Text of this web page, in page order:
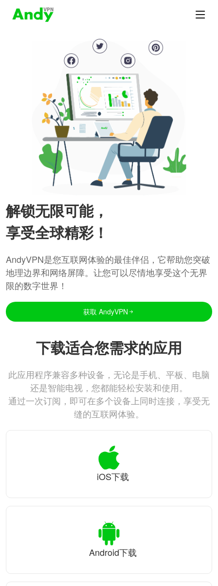
解锁无限可能，
享受全球精彩！
AndyVPN是您互联网体验的最佳伴侣，它帮助您突破
地理边界和网络屏障。让您可以尽情地享受这个无界
限的数字世界！
获取 AndyVPN
下载适合您需求的应用
此应用程序兼容多种设备，无论是手机、平板、电脑
还是智能电视，您都能轻松安装和使用。
通过一次订阅，即可在多个设备上同时连接，享受无
缝的互联网体验。
iOS下载
Android下载